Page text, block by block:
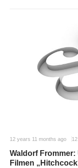
12 years 11 months ago
Waldorf
Filmen